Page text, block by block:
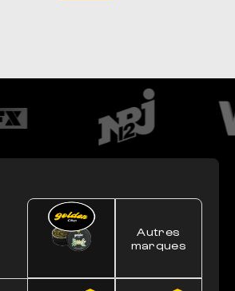
Autres
marques